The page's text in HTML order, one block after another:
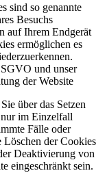
sind so genannte
Besuchs
auf Ihrem Endgerät
ermöglichen es
und unser
der Website
über das Setzen
im Einzelfall
Fälle oder
Löschen der Cookies
Deaktivierung von
eingeschränkt sein.